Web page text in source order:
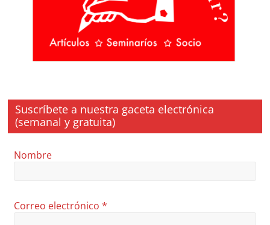
Suscríbete a nuestra gaceta electrónica
(semanal y gratuita)
Nombre
Correo electrónico*